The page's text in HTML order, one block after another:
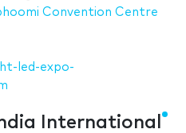
Convention Centre
led-expo-
International